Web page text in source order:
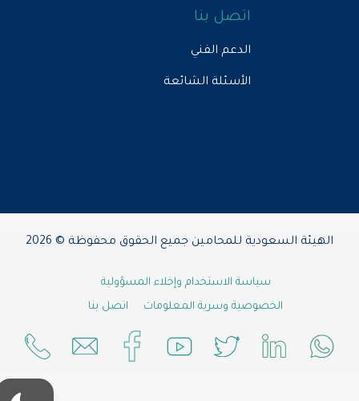
اتصل بنا
الدعم الفني
الأسئلة الشائعة
الهيئة السعودية للمحامين جميع الحقوق محفوظة © 2026
سياسة الاستخدام وإخلاء المسؤولية
الخصوصية وسرية المعلومات
اتصل بنا